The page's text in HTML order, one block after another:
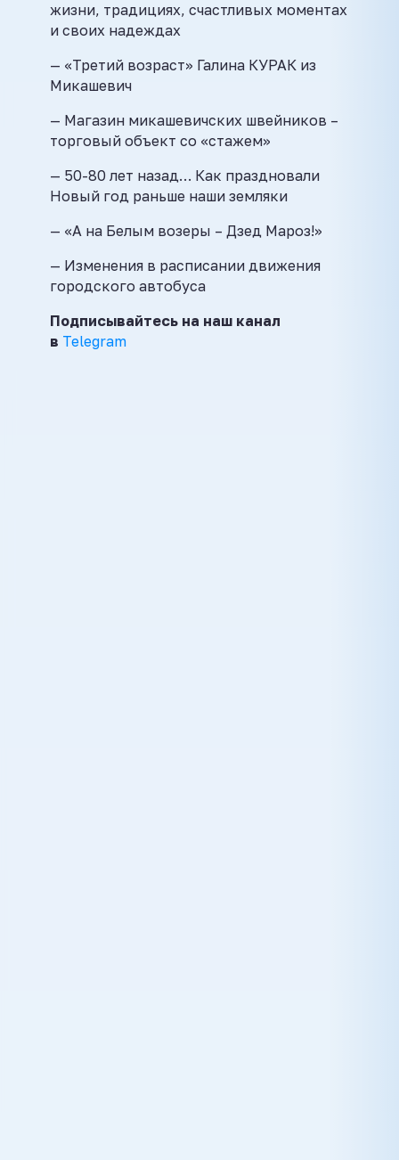
жизни, традициях, счастливых моментах
и своих надеждах
— «Третий возраст» Галина КУРАК из
Микашевич
— Магазин микашевичских швейников –
торговый объект со «стажем»
— 50-80 лет назад… Как праздновали
Новый год раньше наши земляки
— «А на Белым возеры – Дзед Мароз!»
— Изменения в расписании движения
городского автобуса
Подписывайтесь на наш канал
в Telegram